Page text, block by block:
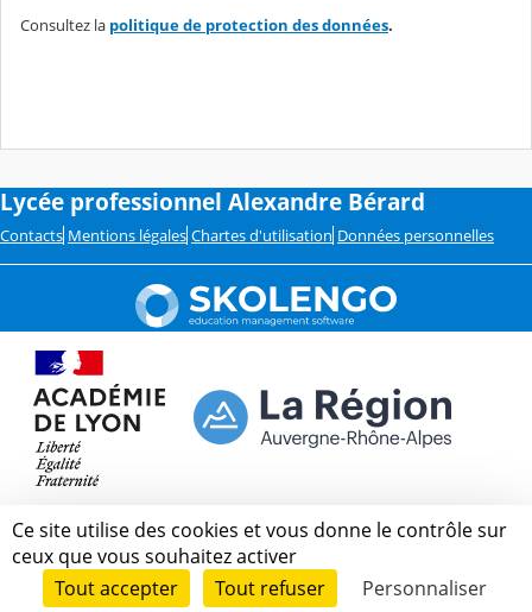
Consultez la politique de protection des données.
Lycée professionnel Alexandre Bérard
Contacts Mentions légales Chartes d'utilisation Données personnelles
Ce site utilise des cookies et vous donne le contrôle sur
ceux que vous souhaitez activer
Tout accepter
Tout refuser Personnaliser